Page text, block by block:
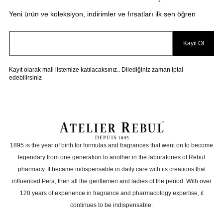
(Rosemary) Leaf Oil, Citral, Sodium Benzoate,
Potassium Sorbate, Sodium Hydroxide,
Phenoxyethanol, Tocopherol, Methyl Eugenol,
Benzoic Acid, Dehydroacetic Acid.face mist: Rosa
Damascena (Rose) Flower Water, Lactobacillus
Yeni ürün ve koleksiyon, indirimler ve fırsatları ilk sen öğren
Kayıt Ol
Kayıt olarak mail listemize katılacaksınız.. Dilediğiniz zaman iptal
edebilirsiniz
1895 is the year of birth for formulas and fragrances that went on to become
legendary from one generation to another in the laboratories of Rebul
pharmacy. It became indispensable in daily care with its creations that
influenced Pera, then all the gentlemen and ladies of the period. With over
120 years of experience in fragrance and pharmacology expertise, it
continues to be indispensable.